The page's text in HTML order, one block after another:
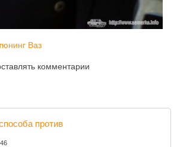
Ваз
комментарии
против